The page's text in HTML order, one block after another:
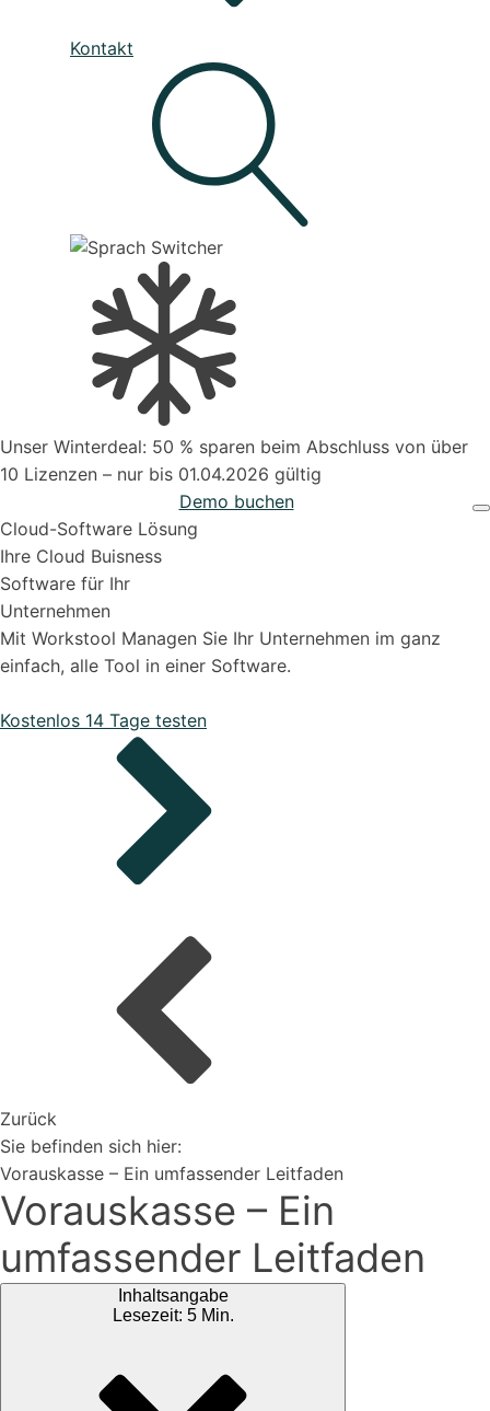
Organisiere deine Aufträge in Überischtlichen
Projekten
Aufträge verwalten
Organisiere deine Aufträge in Überischtlichen
Organisiere deine Aufträge in Überischtlichen
Alle Funktionen ansehen
Organisiere deine Aufträge in Überischtlichen
Rest-API Schnittstelle
Einfacher Import von Daten oder Lieferanten
Unser Service
Den besten Service für Ihre Business-Software, die deine
Prozesse verbessert
Live - System Status
Kontakt zum Vertrieb
Support & Hilfe
Onboarding Pakete
Vertriebspartner werden
Kontakt
Unser Winterdeal: 50 % sparen beim Abschluss von über
10 Lizenzen – nur bis 01.04.2026 gültig
Demo buchen
Cloud-Software Lösung
Ihre Cloud Buisness
Software für Ihr
Unternehmen
Mit Workstool Managen Sie Ihr Unternehmen im ganz
einfach, alle Tool in einer Software.
Kostenlos 14 Tage testen
Zurück
Sie befinden sich hier:
Vorauskasse – Ein umfassender Leitfaden
Vorauskasse – Ein
umfassender Leitfaden
Inhaltsangabe
Lesezeit: 5 Min.